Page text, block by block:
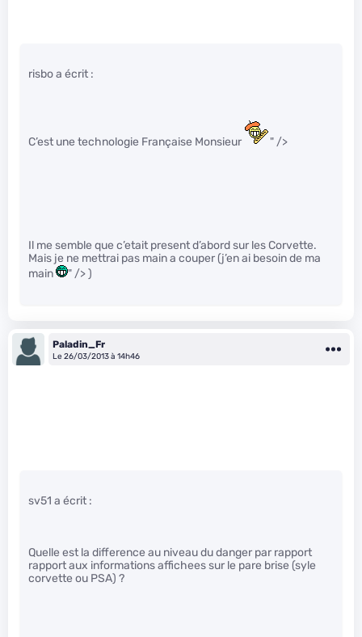
risbo a écrit :
C’est une technologie Française Monsieur " />
Il me semble que c’etait present d’abord sur les Corvette.
Mais je ne mettrai pas main a couper (j’en ai besoin de ma
main
" /> )
Paladin_Fr
Le 26/03/2013 à 14h46
sv51 a écrit :
Quelle est la difference au niveau du danger par rapport
rapport aux informations affichees sur le pare brise (syle
corvette ou PSA) ?